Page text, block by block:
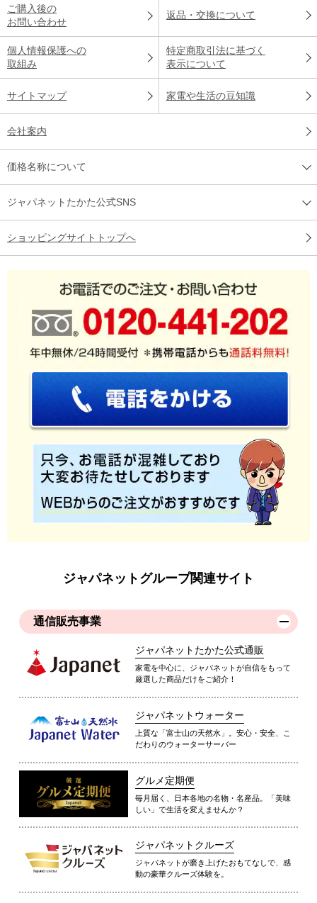
ご購入後の
お問い合わせ
返品・交換について
個人情報保護への
取組み
特定商取引法に基づく
表示について
サイトマップ 家電や生活の豆知識
会社案内
価格名称について
ジャパネットたかた公式SNS
ショッピングサイトトップへ
ジャパネットグループ関連サイト
通信販売事業
ジャパネットたかた公式通販
家電を中心に、ジャパネットが自信をもって
厳選した商品だけをご紹介！
ジャパネットウォーター
上質な「富士山の天然水」。安心・安全、こ
だわりのウォーターサーバー
グルメ定期便
毎月届く、日本各地の名物・名産品。「美味
しい」で生活を変えませんか？
ジャパネットクルーズ
ジャパネットが磨き上げたおもてなしで、感
動の豪華クルーズ体験を。